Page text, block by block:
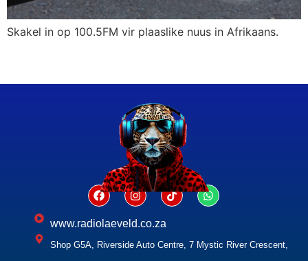
Skakel in op 100.5FM vir plaaslike nuus in Afrikaans.
www.radiolaeveld.co.za
Shop G5A, Riverside Auto Centre, 7 Mystic River Crescent,